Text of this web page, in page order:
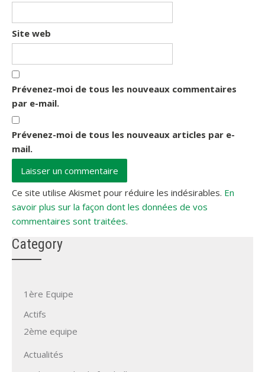
Site web
Prévenez-moi de tous les nouveaux commentaires
par e-mail.
Prévenez-moi de tous les nouveaux articles par e-
mail.
Ce site utilise Akismet pour réduire les indésirables. En
savoir plus sur la façon dont les données de vos
commentaires sont traitées.
Category
1ère Equipe
Actifs
2ème equipe
Actualités